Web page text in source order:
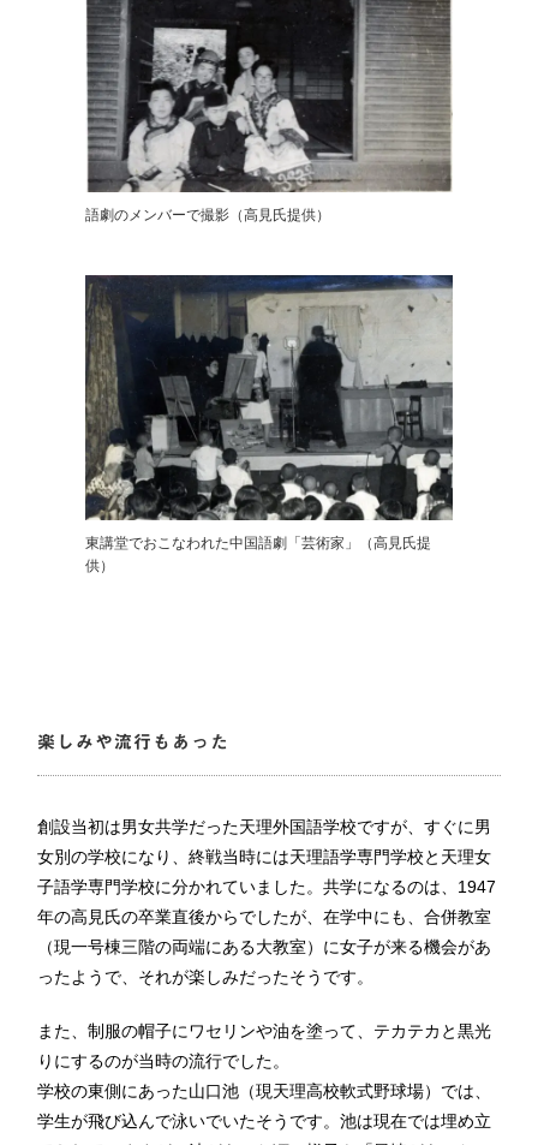
語劇のメンバーで撮影（高見氏提供）
東講堂でおこなわれた中国語劇「芸術家」（高見氏提
供）
楽しみや流行もあった
創設当初は男女共学だった天理外国語学校ですが、すぐに男
女別の学校になり、終戦当時には天理語学専門学校と天理女
子語学専門学校に分かれていました。共学になるのは、1947
年の高見氏の卒業直後からでしたが、在学中にも、合併教室
（現一号棟三階の両端にある大教室）に女子が来る機会があ
ったようで、それが楽しみだったそうです。
また、制服の帽子にワセリンや油を塗って、テカテカと黒光
りにするのが当時の流行でした。
学校の東側にあった山口池（現天理高校軟式野球場）では、
学生が飛び込んで泳いでいたそうです。池は現在では埋め立